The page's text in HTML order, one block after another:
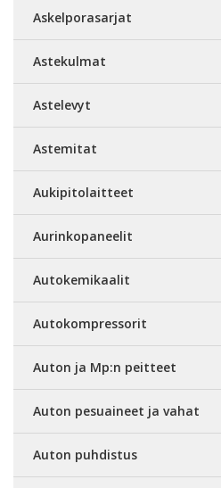
Askelporasarjat
Astekulmat
Astelevyt
Astemitat
Aukipitolaitteet
Aurinkopaneelit
Autokemikaalit
Autokompressorit
Auton ja Mp:n peitteet
Auton pesuaineet ja vahat
Auton puhdistus